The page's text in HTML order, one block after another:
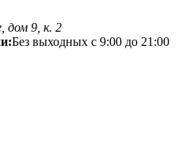
дом 9, к. 2
Без выходных с 9:00 до 21:00